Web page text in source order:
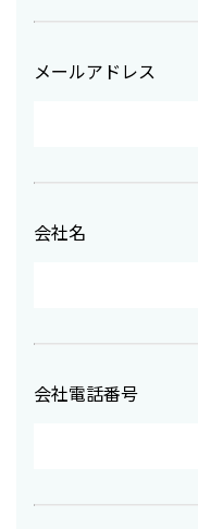
メールアドレス
会社名
会社電話番号